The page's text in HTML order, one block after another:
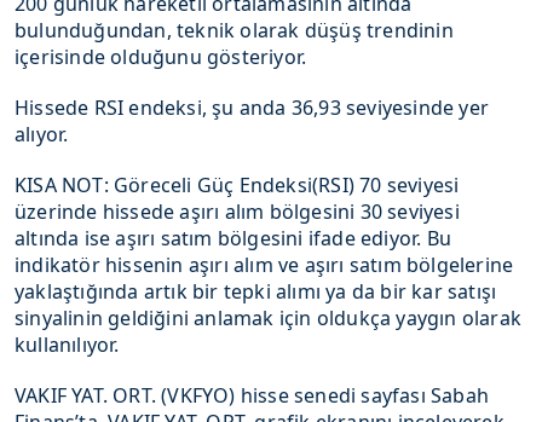
bulunduğundan, teknik olarak düşüş trendinin
içerisinde olduğunu gösteriyor.
Hissede RSI endeksi, şu anda 36,93 seviyesinde yer
alıyor.
KISA NOT: Göreceli Güç Endeksi(RSI) 70 seviyesi
üzerinde hissede aşırı alım bölgesini 30 seviyesi
altında ise aşırı satım bölgesini ifade ediyor. Bu
indikatör hissenin aşırı alım ve aşırı satım bölgelerine
yaklaştığında artık bir tepki alımı ya da bir kar satışı
sinyalinin geldiğini anlamak için oldukça yaygın olarak
kullanılıyor.
VAKIF YAT. ORT. (VKFYO) hisse senedi sayfası Sabah